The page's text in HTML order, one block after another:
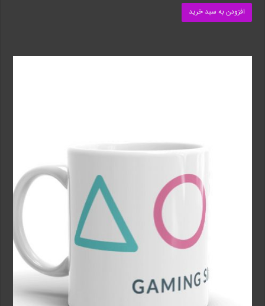
افزودن به سبد خرید